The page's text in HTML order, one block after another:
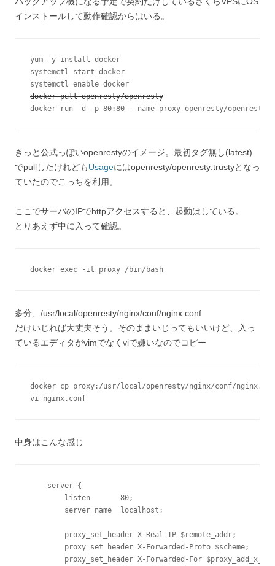
インストールして動作確認からはいる。
yum -y install docker
systemctl start docker
docker pull openresty/openresty
docker run -d -p 80:80 --name proxy openresty/openresty
きっと公式っぽいopenrestyのイメージ。最初タグ無し(latest)
でpullしたけれどもUsageにはopenresty/openresty:trustyとなっ
ていたのでこっちを利用。
ここでサーバのIPでhttpアクセスすると、起動はしている。
とりあえず中に入って確認。
docker exec -it proxy /bin/bash
多分、/usr/local/openresty/nginx/conf/nginx.conf
だけいじれば大丈夫そう。そのままいじってもいいけど、入っ
ているエディタがvimでなくviで嫌いなのでコピー
docker cp proxy:/usr/local/openresty/nginx/conf/
vi nginx.conf
中身はこんな感じ
    server {
        listen       80;
        server_name  localhost;
        proxy_set_header X-Real-IP $remote_addr;
        proxy_set_header X-Forwarded-Proto $scheme;
proxy_set_header X-Forwarded-For